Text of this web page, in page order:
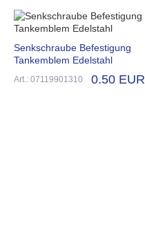
Senkschraube Befestigung
Tankemblem Edelstahl
Art.: 07119901310 0.50 EUR